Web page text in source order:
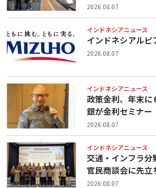
2026.08.07
インドネシアニュース
インドネシアルピ
2026.08.07
インドネシアニュース
政策金利、年末に
銀が金利セミナー
2026.08.07
インドネシアニュース
交通・インフラ分
官民商談会に先
2026.08.07